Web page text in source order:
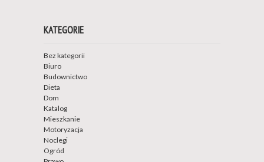
KATEGORIE
Bez kategorii
Biuro
Budownictwo
Dieta
Dom
Katalog
Mieszkanie
Motoryzacja
Noclegi
Ogród